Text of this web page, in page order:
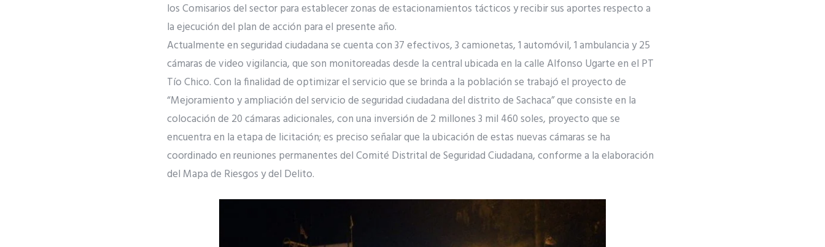
los Comisarios del sector para establecer zonas de estacionamientos tácticos y recibir sus aportes respecto a
la ejecución del plan de acción para el presente año.
Actualmente en seguridad ciudadana se cuenta con 37 efectivos, 3 camionetas, 1 automóvil, 1 ambulancia y 25
cámaras de video vigilancia, que son monitoreadas desde la central ubicada en la calle Alfonso Ugarte en el PT
Tío Chico. Con la finalidad de optimizar el servicio que se brinda a la población se trabajó el proyecto de
“Mejoramiento y ampliación del servicio de seguridad ciudadana del distrito de Sachaca” que consiste en la
colocación de 20 cámaras adicionales, con una inversión de 2 millones 3 mil 460 soles, proyecto que se
encuentra en la etapa de licitación; es preciso señalar que la ubicación de estas nuevas cámaras se ha
coordinado en reuniones permanentes del Comité Distrital de Seguridad Ciudadana, conforme a la elaboración
del Mapa de Riesgos y del Delito.